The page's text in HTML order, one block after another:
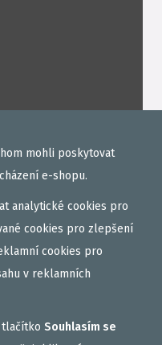
KAZETA
mohli poskytovat
e-shopu.
analytické cookies pro
cookies pro zlepšení
cookies pro
v reklamních
tlačítko Souhlasím se